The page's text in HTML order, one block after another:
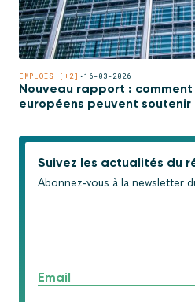
EMPLOIS [+2] •16-03-2026
Nouveau rapport :
européens peuvent
Suivez les actualités du
Abonnez-vous à la newsletter
Email